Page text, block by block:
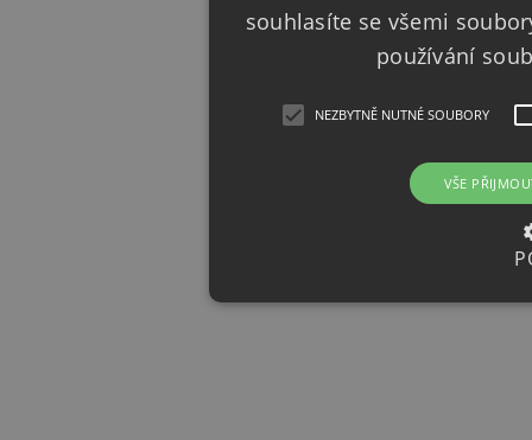
souhlasíte se všemi
používání
NEZBYTNĚ NUTNÉ SOUBORY
VŠE